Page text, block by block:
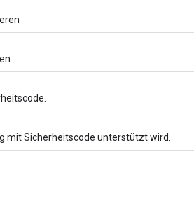
mit Sicherheitscode unterstützt wird.